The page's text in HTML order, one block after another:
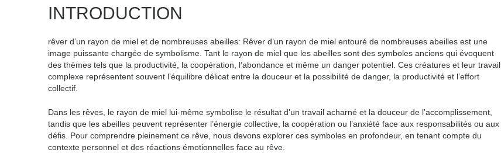
INTRODUCTION
rêver d’un rayon de miel et de nombreuses abeilles: Rêver d’un rayon de miel entouré de nombreuses abeilles est une
image puissante chargée de symbolisme. Tant le rayon de miel que les abeilles sont des symboles anciens qui évoquent
des thèmes tels que la productivité, la coopération, l’abondance et même un danger potentiel. Ces créatures et leur travail
complexe représentent souvent l’équilibre délicat entre la douceur et la possibilité de danger, la productivité et l’effort
collectif.
Dans les rêves, le rayon de miel lui-même symbolise le résultat d’un travail acharné et la douceur de l’accomplissement,
tandis que les abeilles peuvent représenter l’énergie collective, la coopération ou l’anxiété face aux responsabilités ou aux
défis. Pour comprendre pleinement ce rêve, nous devons explorer ces symboles en profondeur, en tenant compte du
contexte personnel et des réactions émotionnelles face au rêve.